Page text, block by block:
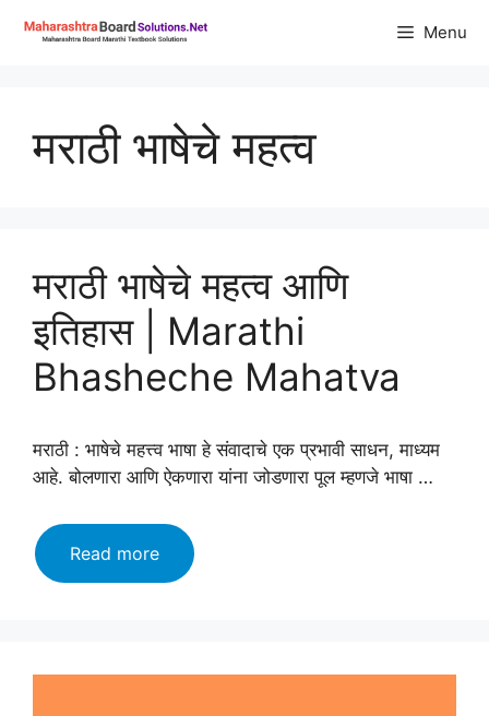
Menu
मराठी भाषेचे महत्व
मराठी भाषेचे महत्व आणि
इतिहास | Marathi
Bhasheche Mahatva
मराठी : भाषेचे महत्त्व भाषा हे संवादाचे एक प्रभावी साधन, माध्यम
आहे. बोलणारा आणि ऐकणारा यांना जोडणारा पूल म्हणजे भाषा …
Read moreमराठी
भाषेचे